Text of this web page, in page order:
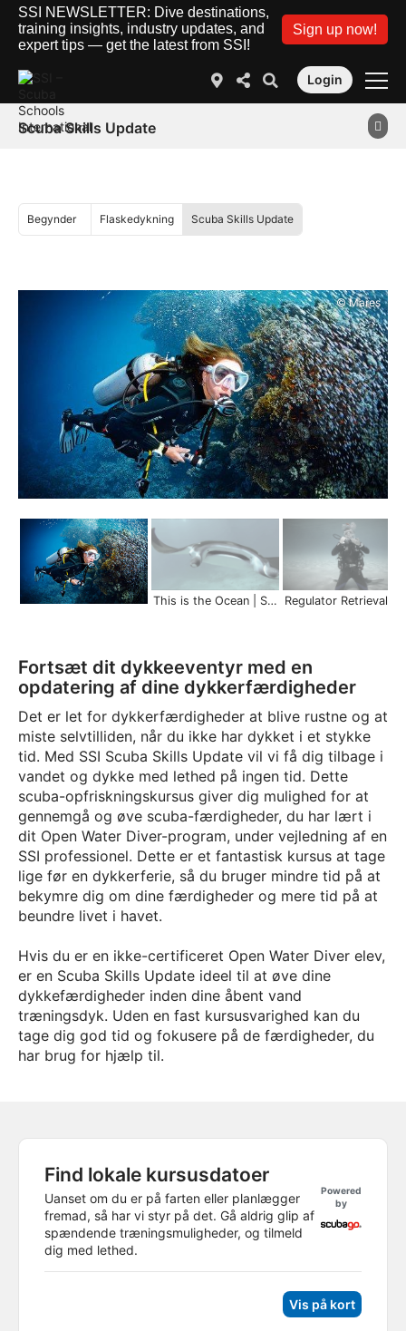
SSI NEWSLETTER: Dive destinations,
training insights, industry updates, and
expert tips — get the latest from SSI!
Sign up now!
Login
Scuba Skills Update
Begynder Flaskedykning Scuba Skills Update
© Mares
This is the Ocean | Scuba Schools International
Fortsæt dit dykkeeventyr med en
opdatering af dine dykkerfærdigheder
Det er let for dykkerfærdigheder at blive rustne og at
miste selvtilliden, når du ikke har dykket i et stykke
tid. Med SSI Scuba Skills Update vil vi få dig tilbage i
vandet og dykke med lethed på ingen tid. Dette
scuba-opfriskningskursus giver dig mulighed for at
gennemgå og øve scuba-færdigheder, du har lært i
dit Open Water Diver-program, under vejledning af en
SSI professionel. Dette er et fantastisk kursus at tage
lige før en dykkerferie, så du bruger mindre tid på at
bekymre dig om dine færdigheder og mere tid på at
beundre livet i havet.
Hvis du er en ikke-certificeret Open Water Diver elev,
er en Scuba Skills Update ideel til at øve dine
dykkefærdigheder inden dine åbent vand
træningsdyk. Uden en fast kursusvarighed kan du
tage dig god tid og fokusere på de færdigheder, du
har brug for hjælp til.
Find lokale kursusdatoer
Uanset om du er på farten eller planlægger
fremad, så har vi styr på det. Gå aldrig glip af
spændende træningsmuligheder, og tilmeld
dig med lethed.
Powered
by
Vis på kort